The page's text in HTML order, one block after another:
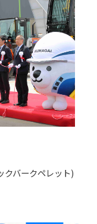
クバークペレット)